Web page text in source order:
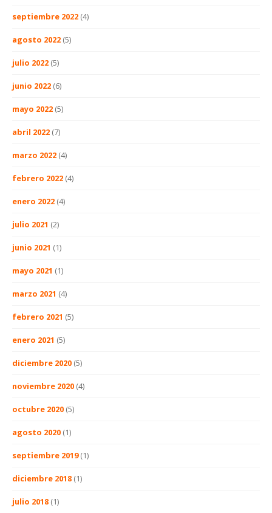
septiembre 2022 (4)
agosto 2022 (5)
julio 2022 (5)
junio 2022 (6)
mayo 2022 (5)
abril 2022 (7)
marzo 2022 (4)
febrero 2022 (4)
enero 2022 (4)
julio 2021 (2)
junio 2021 (1)
mayo 2021 (1)
marzo 2021 (4)
febrero 2021 (5)
enero 2021 (5)
diciembre 2020 (5)
noviembre 2020 (4)
octubre 2020 (5)
agosto 2020 (1)
septiembre 2019(1)
diciembre 2018 (1)
julio 2018 (1)